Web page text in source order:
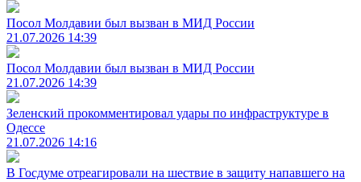
Посол Молдавии был вызван в МИД России
21.07.2026 14:39
Посол Молдавии был вызван в МИД России
21.07.2026 14:39
Зеленский прокомментировал удары по инфраструктуре в
Одессе
21.07.2026 14:16
В Госдуме отреагировали на шествие в защиту напавшего на